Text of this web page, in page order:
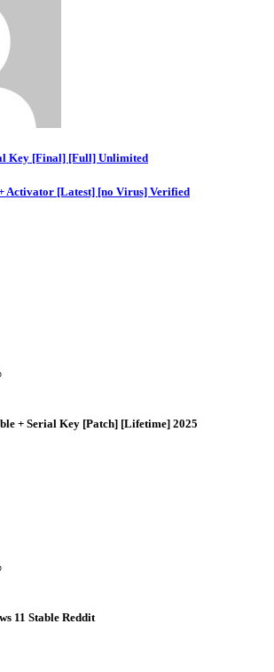
Key [Final] [Full] Unlimited
Activator [Latest] [no Virus] Verified
+ Serial Key [Patch] [Lifetime] 2025
11 Stable Reddit